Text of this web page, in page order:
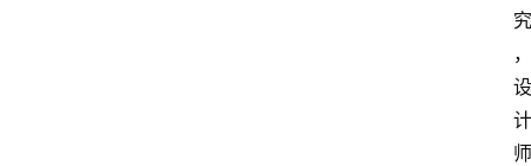
究
，
设
计
师